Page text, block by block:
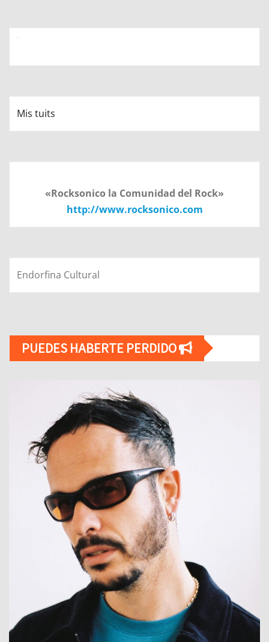
Mis tuits
«Rocksonico la Comunidad del Rock»
http://www.rocksonico.com
Endorfina Cultural
PUEDES HABERTE PERDIDO